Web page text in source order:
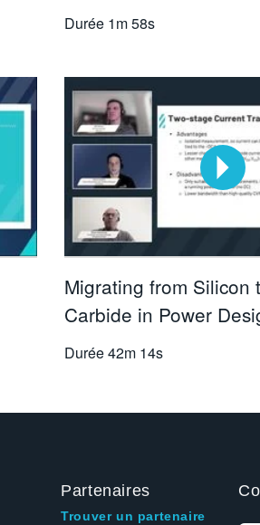
Durée 1m 58s
Migrating from Silicon
Carbide in Power
Durée42m 14s
Partenaires
Trouver un partenaire